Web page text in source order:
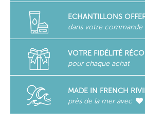
ECHANTILLONS
dans votre commande
VOTRE FIDÉLITÉ
pour chaque achat
MADE IN FRENCH
près de la mer avec